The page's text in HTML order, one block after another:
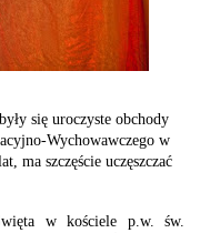
się uroczyste obchody
Wychowawczego w
ma szczęście uczęszczać
w kościele p.w. św.